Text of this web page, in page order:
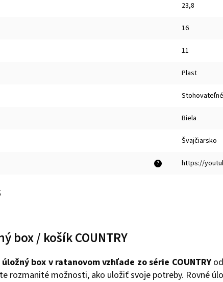
23,8
16
11
Plast
Stohovateľné
Biela
Švajčiarsko
? https://
box / košík COUNTRY
úložný box v ratanovom vzhľade zo série COUNTRY
rozmanité možnosti, ako uložiť svoje potreby. Rovné